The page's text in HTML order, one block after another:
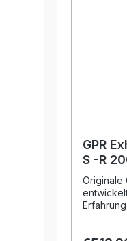
Jahre
sind
die
Tage
GPR
S -R
db
Originale